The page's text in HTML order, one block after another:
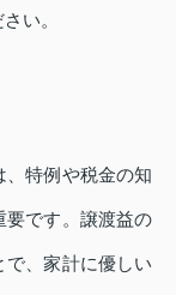
い。
特例や税金の知
要です。譲渡益の
、家計に優しい